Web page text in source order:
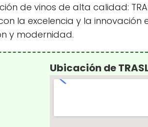
vinos de alta calidad:
la excelencia y la innovación
y modernidad.
Ubicación de